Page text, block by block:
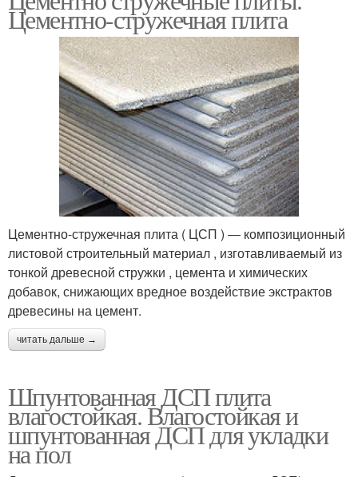
Цементно-стружечная плита
Цементно-стружечная плита ( ЦСП ) — композиционный
листовой строительный материал , изготавливаемый из
тонкой древесной стружки , цемента и химических
добавок, снижающих вредное воздействие экстрактов
древесины на цемент.
читать дальше →
Шпунтованная ДСП плита
влагостойкая. Влагостойкая и
шпунтованная ДСП для укладки
на пол